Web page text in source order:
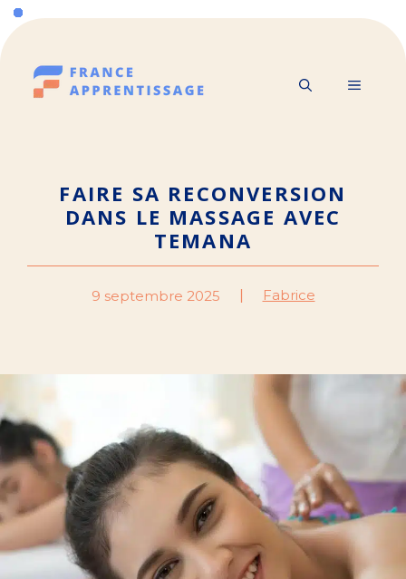
Aller
au
contenu
MENU
FAIRE SA RECONVERSION
DANS LE MASSAGE AVEC
TEMANA
9 septembre 2025 Fabrice